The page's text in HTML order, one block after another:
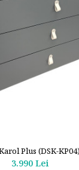
Plus (DSK-
3.990 Lei